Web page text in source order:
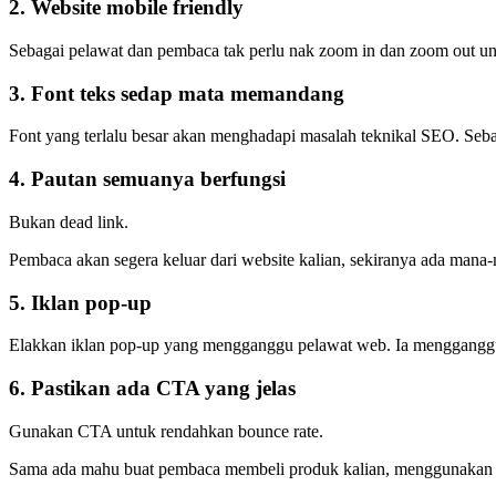
2. Website mobile friendly
Sebagai pelawat dan pembaca tak perlu nak zoom in dan zoom out
3. Font teks sedap mata memandang
Font yang terlalu besar akan menghadapi masalah teknikal SEO.
4. Pautan semuanya berfungsi
Bukan dead link.
Pembaca akan segera keluar dari website kalian, sekiranya ada
5. Iklan pop-up
Elakkan iklan pop-up yang mengganggu pelawat web. Ia
6. Pastikan ada CTA yang jelas
Gunakan CTA untuk rendahkan bounce rate.
Sama ada mahu buat pembaca membeli produk kalian,